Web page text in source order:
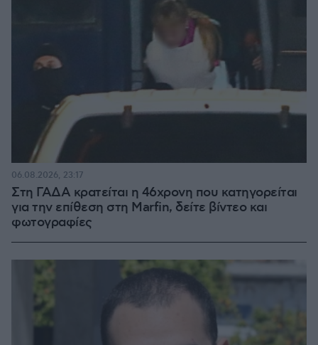
Στη ΓΑΔΑ κρατείται η 46χρονη που κατηγορείται
για την επίθεση στη Marfin, δείτε βίντεο και
φωτογραφίες
06.08.2026, 23:17